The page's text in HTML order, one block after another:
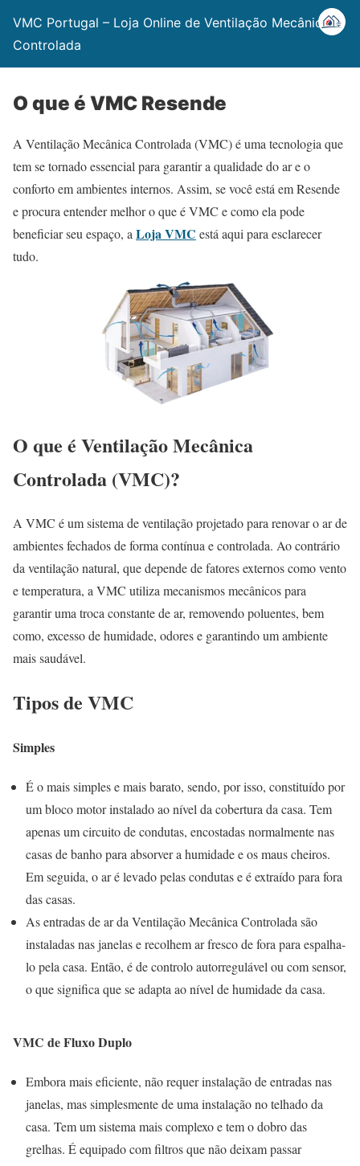
VMC Portugal – Loja Online de Ventilação Mecânica
Controlada
O que é VMC Resende
A Ventilação Mecânica Controlada (VMC) é uma tecnologia que
tem se tornado essencial para garantir a qualidade do ar e o
conforto em ambientes internos. Assim, se você está em Resende
e procura entender melhor o que é VMC e como ela pode
beneficiar seu espaço, a Loja VMC está aqui para esclarecer
tudo.
O que é Ventilação Mecânica
Controlada (VMC)?
A VMC é um sistema de ventilação projetado para renovar o ar de
ambientes fechados de forma contínua e controlada. Ao contrário
da ventilação natural, que depende de fatores externos como vento
e temperatura, a VMC utiliza mecanismos mecânicos para
garantir uma troca constante de ar, removendo poluentes, bem
como, excesso de humidade, odores e garantindo um ambiente
mais saudável.
Tipos de VMC
Simples
É o mais simples e mais barato, sendo, por isso, constituído por
um bloco motor instalado ao nível da cobertura da casa. Tem
apenas um circuito de condutas, encostadas normalmente nas
casas de banho para absorver a humidade e os maus cheiros.
Em seguida, o ar é levado pelas condutas e é extraído para fora
das casas.
As entradas de ar da Ventilação Mecânica Controlada são
instaladas nas janelas e recolhem ar fresco de fora para espalha-
lo pela casa. Então, é de controlo autorregulável ou com sensor,
o que significa que se adapta ao nível de humidade da casa.
VMC de Fluxo Duplo
Embora mais eficiente, não requer instalação de entradas nas
janelas, mas simplesmente de uma instalação no telhado da
casa. Tem um sistema mais complexo e tem o dobro das
grelhas. É equipado com filtros que não deixam passar